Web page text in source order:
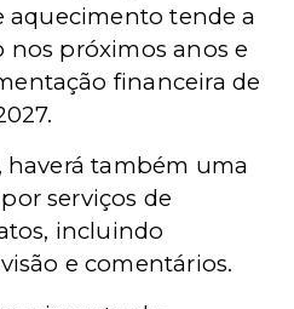
aquecimento tende a
próximos anos e
financeira de
também uma
serviços de
incluindo
e comentários.